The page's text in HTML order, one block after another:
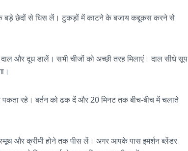
छेदों से घिस लें। टुकड़ों में काटने के बजाय कद्दूकस करने से
और दूध डालें। सभी चीजों को अच्छी तरह मिलाएं। दाल सीधे सूप
रहे। बर्तन को ढक दें और 20 मिनट तक बीच-बीच में चलाते
और क्रीमी होने तक पीस लें। अगर आपके पास इमर्शन ब्लेंडर